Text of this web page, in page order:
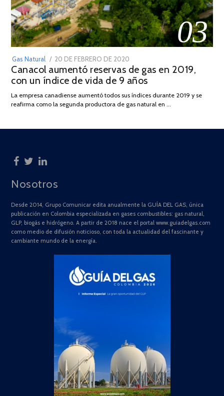
03
Gas Natural
POSTED
ON
20 DE FEBRERO DE 2020
DE
JULIO
2025
Canacol aumentó reservas de gas en 2019,
con un índice de vida de 9 años
La empresa canadiense aumentó todos sus índices durante 2019 y se
reafirma como la segunda productora de gas natural en …
Nosotros
Desde 2014, Grupo Comunicar edita anualmente la GUÍA DEL GAS, única
publicación en Colombia especializada en gases combustibles: gas natural,
GLP, biogás e hidrógeno. A partir de 2018 nace el portal www.guiadelgas.com
como medio de difusión noticioso, con toda la actualidad del fascinante y
cambiante mundo de la energía.